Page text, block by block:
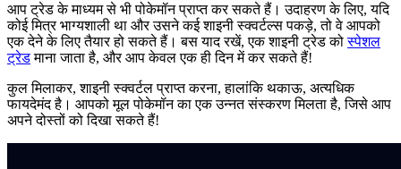
आप ट्रेड के माध्यम से भी पोकेमॉन प्राप्त कर सकते हैं। उदाहरण के लिए, यदि
कोई मित्र भाग्यशाली था और उसने कई शाइनी स्क्वर्टल्स पकड़े, तो वे आपको
एक देने के लिए तैयार हो सकते हैं। बस याद रखें, एक शाइनी ट्रेड कोस्पेशल
ट्रेडमाना जाता है, और आप केवल एक ही दिन में कर सकते हैं!
कुल मिलाकर, शाइनी स्क्वर्टल प्राप्त करना, हालांकि थकाऊ, अत्यधिक
फायदेमंद है। आपको मूल पोकेमॉन का एक उन्नत संस्करण मिलता है, जिसे आप
अपने दोस्तों को दिखा सकते हैं!